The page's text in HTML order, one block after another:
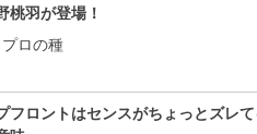
桃羽が登場！
ロの種
フロントはセンスがちょっとズレ